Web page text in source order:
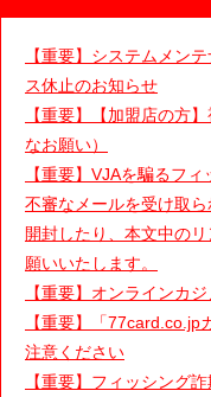
【重要】システムメン
ス休止のお知らせ
【重要】【加盟店の方
なお願い）
【重要】VJAを騙るフ
不審なメールを受け取ら
開封したり、本文中の
願いいたします。
【重要】オンラインカ
【重要】「
注意ください
【重要】フィッシング